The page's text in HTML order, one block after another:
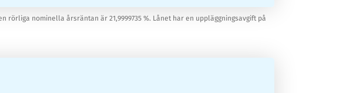
rörliga nominella årsräntan är 21,9999735 %. Lånet har en uppläggningsavgift på